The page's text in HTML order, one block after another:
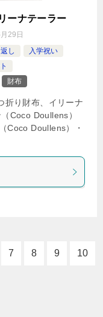
ーナテーラー
29日
し
入学祝い
財布
折り財布、イリーナ
Coco Doullens）
Coco Doullens）・
7 8 9 10